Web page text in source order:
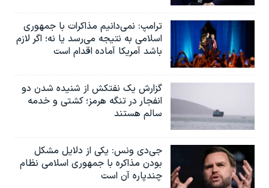
ترامپ: نمی‌دانیم مذاکرات با جمهوری
اسلامی به نتیجه می‌رسد یا نه؛ اگر لازم
باشد آمریکا آماده اقدام است
گزارش یک نفتکش از شنیده شدن دو
انفجار در تنگه هرمز؛ کشتی و خدمه
سالم هستند
جی‌دی ونس: یکی از دلایل مشکل
بودن مذاکره با جمهوری اسلامی نظام
چندپاره آن است